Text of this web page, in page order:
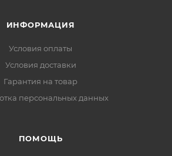
ИНФОРМАЦИЯ
Условия оплаты
Условия доставки
Гарантия на товар
персональных данных
ПОМОЩЬ